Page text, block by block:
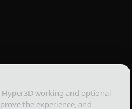
Hyper3D working and optional
the experience, and